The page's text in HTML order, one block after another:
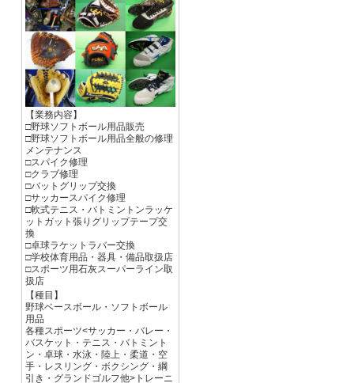
【業務内容】
□野球ソフトボール用品販売
□野球ソフトボール用品全般の修理
メンテナンス
□スパイク修理
□クラブ修理
□バットグリップ交換
□サッカースパイク修理
□軟式テニス・バトミントンラッケ
ットガット張りグリップテープ交
換
□卓球ラケットラバー交換
□学校体育用品・器具・備品取扱店
□スポーツ用石灰スーパーライン取
扱店
【種目】
野球ベースボール・ソフトボール
用品
各種スポーツ<サッカー・バレー・
バスケット・テニス・バトミント
ン・卓球・水泳・陸上・柔道・空
手・レスリング・ボクシング・綱
引き・グランドゴルフ他>トレーニ